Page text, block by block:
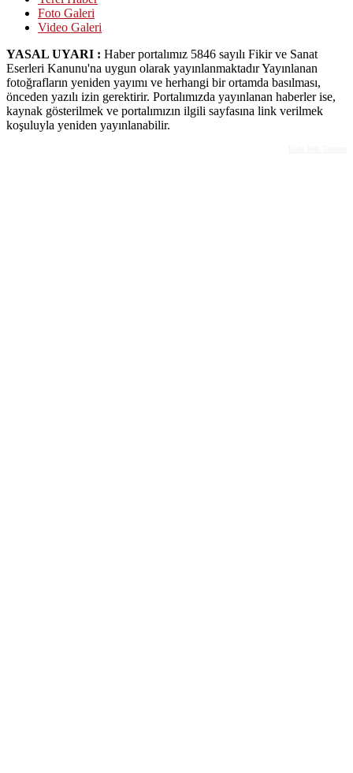
Foto Galeri
Video Galeri
YASAL UYARI : Haber portalımız 5846 sayılı Fikir ve Sanat
Eserleri Kanunu'na uygun olarak yayınlanmaktadır Yayınlanan
fotoğrafların yeniden yayımı ve herhangi bir ortamda basılması,
önceden yazılı izin gerektirir. Portalımızda yayınlanan haberler ise,
kaynak gösterilmek ve portalımızın ilgili sayfasına link verilmek
koşuluyla yeniden yayınlanabilir.